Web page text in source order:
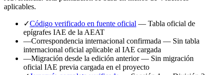
aplicables.
✓Código verificado en fuente oficial — Tabla oficial de
epígrafes IAE de la AEAT
—Correspondencia internacional confirmada — Sin tabla
internacional oficial aplicable al IAE cargada
—Migración desde la edición anterior— Sin migración
oficial IAE previa cargada en el proyecto